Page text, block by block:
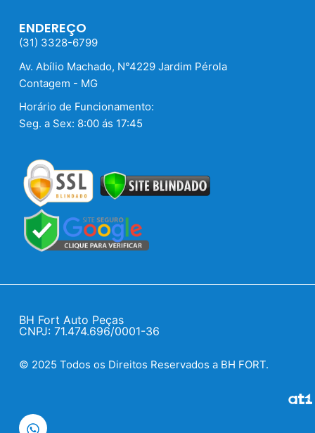
ENDEREÇO
(31) 3328-6799
Av. Abílio Machado, N°4229 Jardim Pérola
Contagem - MG
Horário de Funcionamento:
Seg. a Sex: 8:00 ás 17:45
BH Fort Auto Peças
CNPJ: 71.474.696/0001-36
© 2025 Todos os Direitos Reservados a BH FORT.